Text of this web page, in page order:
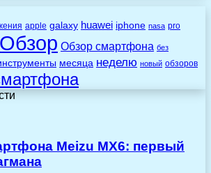
apple galaxy huawei iphone nasa pro
Обзор Обзор смартфона без
месяца неделю новый обзоров
Meizu MX6: первый